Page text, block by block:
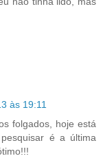
às 19:11
folgados, hoje está
é a última